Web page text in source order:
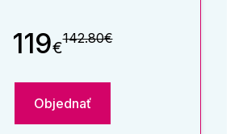
119€142.80€
Objednať